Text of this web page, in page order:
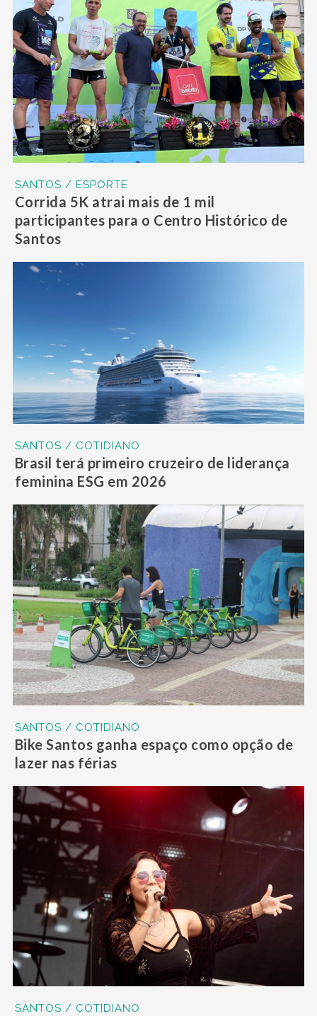
SANTOS / ESPORTE
Corrida 5K atrai mais de 1 mil
participantes para o Centro Histórico de
Santos
SANTOS / COTIDIANO
Brasil terá primeiro cruzeiro de liderança
feminina ESG em 2026
SANTOS / COTIDIANO
Bike Santos ganha espaço como opção de
lazer nas férias
SANTOS / COTIDIANO